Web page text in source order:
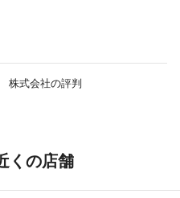
株式会社の評判
くの店舗